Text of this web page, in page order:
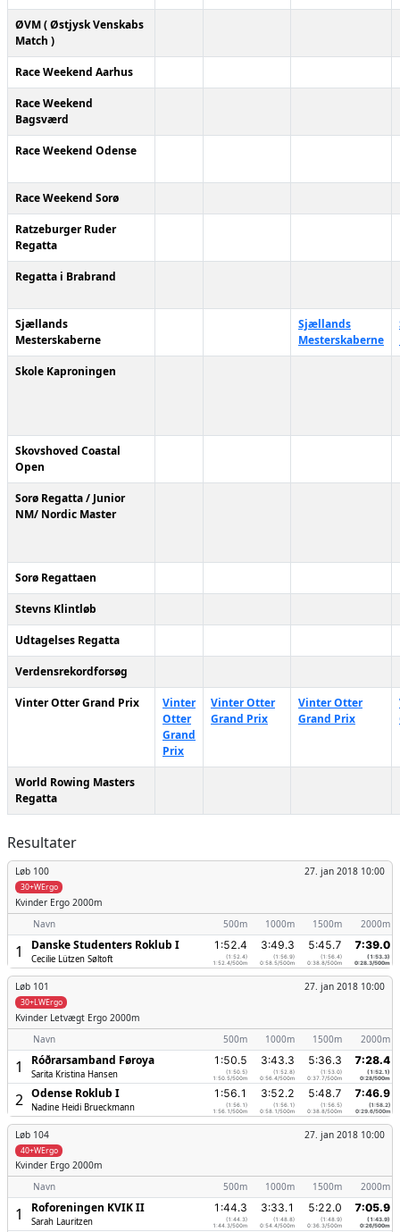
ØVM ( Østjysk Venskabs
Match )
Race Weekend Aarhus
Race Weekend
Bagsværd
Race Weekend Odense
Race Weekend Sorø
Ratzeburger Ruder
Regatta
Regatta i Brabrand
Sjællands
Mesterskaberne
Sjællands
Mesterskaberne
Skole Kaproningen
Skovshoved Coastal
Open
Sorø Regatta / Junior
NM/ Nordic Master
Sorø Regattaen
Stevns Klintløb
Udtagelses Regatta
Verdensrekordforsøg
Vinter Otter Grand Prix
Vinter
Otter
Grand
Prix
Vinter Otter
Grand Prix
Vinter Otter
Grand Prix
World Rowing Masters
Regatta
Resultater
Løb 100 27. jan 2018 10:00
30+WErgo
Kvinder Ergo 2000m
Navn
500m 1000m 1500m 2000m
1 Danske Studenters Roklub I
Cecilie Lützen Søltoft
1:52.4
(1:52.4)
1:52.4/500m
3:49.3
(1:56.9)
0:58.5/500m
5:45.7
(1:56.4)
0:38.8/500m
7:39.0
(1:53.3)
0:28.3/500m
Løb 101 27. jan 2018 10:00
30+LWErgo
Kvinder Letvægt Ergo 2000m
Navn
500m 1000m 1500m 2000m
1 Róðrarsamband Føroya
Sarita Kristina Hansen
1:50.5
(1:50.5)
1:50.5/500m
3:43.3
(1:52.8)
0:56.4/500m
5:36.3
(1:53.0)
0:37.7/500m
7:28.4
(1:52.1)
0:28/500m
2 Odense Roklub I
Nadine Heidi Brueckmann
1:56.1
(1:56.1)
1:56.1/500m
3:52.2
(1:56.1)
0:58.1/500m
5:48.7
(1:56.5)
0:38.8/500m
7:46.9
(1:58.2)
0:29.6/500m
Løb 104 27. jan 2018 10:00
40+WErgo
Kvinder Ergo 2000m
Navn
500m 1000m 1500m 2000m
1 Roforeningen KVIK II
Sarah Lauritzen
1:44.3
(1:44.3)
1:44.3/500m
3:33.1
(1:48.8)
0:54.4/500m
5:22.0
(1:48.9)
0:36.3/500m
7:05.9
(1:43.9)
0:26/500m